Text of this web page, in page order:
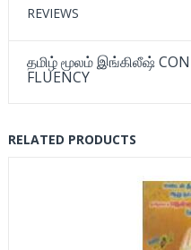
REVIEWS
தமிழ் மூலம் இங்கிலீஷ்
FLUENCY
RELATED PRODUCTS